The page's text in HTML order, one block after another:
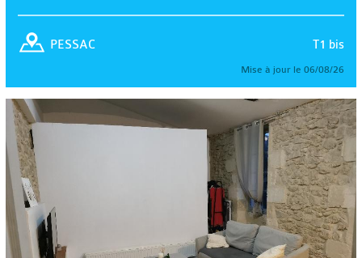
T1 bis
PESSAC
Mise à jour le 06/08/26